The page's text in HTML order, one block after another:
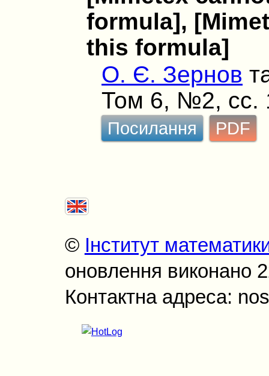
formula],
this formula]
О. Є. Зернов
Том 6, №2, сс.
Посилання PDF
© Інститут
оновлення виконано
Контактна адреса: